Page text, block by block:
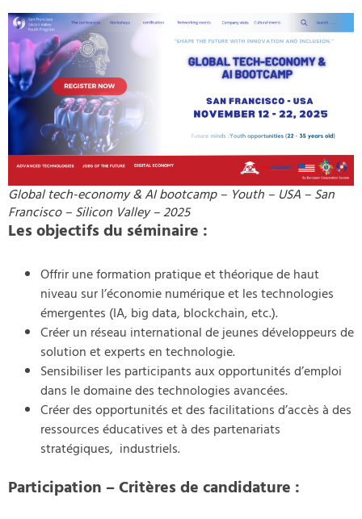
Global tech-economy & AI bootcamp – Youth – USA – San
Francisco – Silicon Valley – 2025
Les objectifs du séminaire :
Offrir une formation pratique et théorique de haut
niveau sur l’économie numérique et les technologies
émergentes (IA, big data, blockchain, etc.).
Créer un réseau international de jeunes développeurs de
solution et experts en technologie.
Sensibiliser les participants aux opportunités d’emploi
dans le domaine des technologies avancées.
Créer des opportunités et des facilitations d’accès à des
ressources éducatives et à des partenariats
stratégiques, industriels.
Participation – Critères de candidature :